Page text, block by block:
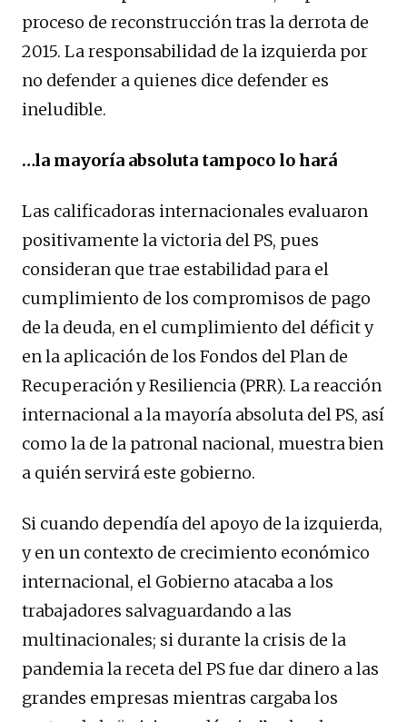
proceso de reconstrucción tras la derrota de
2015. La responsabilidad de la izquierda por
no defender a quienes dice defender es
ineludible.
…la mayoría absoluta tampoco lo hará
Las calificadoras internacionales evaluaron
positivamente la victoria del PS, pues
consideran que trae estabilidad para el
cumplimiento de los compromisos de pago
de la deuda, en el cumplimiento del déficit y
en la aplicación de los Fondos del Plan de
Recuperación y Resiliencia (PRR). La reacción
internacional a la mayoría absoluta del PS, así
como la de la patronal nacional, muestra bien
a quién servirá este gobierno.
Si cuando dependía del apoyo de la izquierda,
y en un contexto de crecimiento económico
internacional, el Gobierno atacaba a los
trabajadores salvaguardando a las
multinacionales; si durante la crisis de la
pandemia la receta del PS fue dar dinero a las
grandes empresas mientras cargaba los